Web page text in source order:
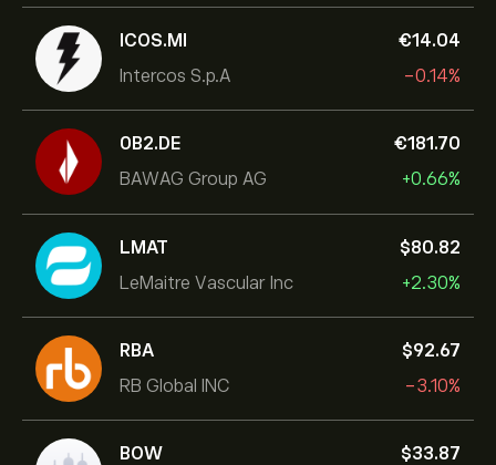
ICOS.MI
Intercos S.p.A
‎€‎14.04
-0.14%
0B2.DE
BAWAG Group AG
‎€‎181.70
+0.66%
LMAT
LeMaitre Vascular Inc
‎$‎80.82
+2.30%
RBA
RB Global INC
‎$‎92.67
-3.10%
BOW
‎$‎33.87